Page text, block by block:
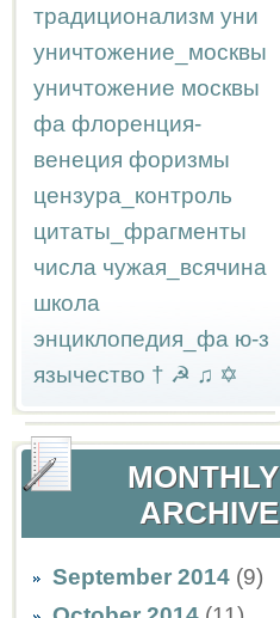
традиционализм уни
уничтожение_москвы
уничтожение москвы
фа флоренция-
венеция форизмы
цензура_контроль
цитаты_фрагменты
числа чужая_всячина
школа
энциклопедия_фа ю-з
язычество † ☭ ♫ ✡
MONTHLY
ARCHIVE
September 2014 (9)